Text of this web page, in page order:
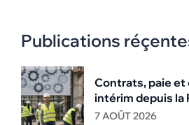
Publications
Contrats, paie et
intérim depuis la
7 AOÛT 2026